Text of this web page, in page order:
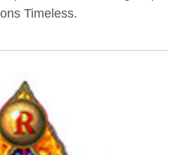
Timeless.